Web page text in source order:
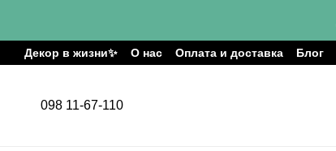
Декор в жизни✨ О нас Оплата и доставка Блог
098 11-67-110